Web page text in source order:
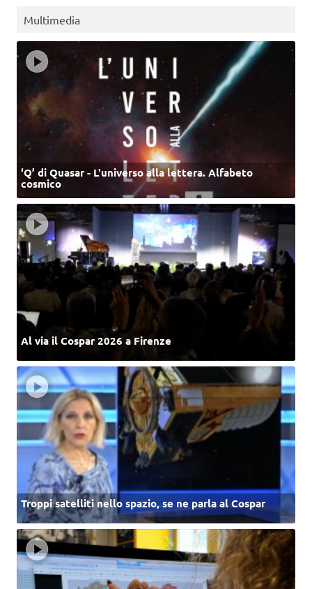
Multimedia
‘Q’ di Quasar - L'universo alla lettera. Alfabeto
cosmico
Al via il Cospar 2026 a Firenze
Troppi satelliti nello spazio, se ne parla al Cospar